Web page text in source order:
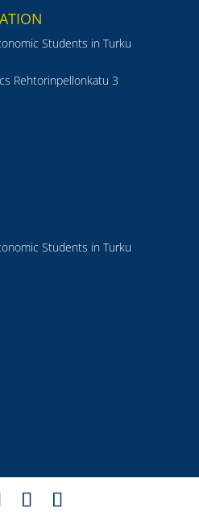
Students in Turku
Rehtorinpellonkatu 3
Students in Turku